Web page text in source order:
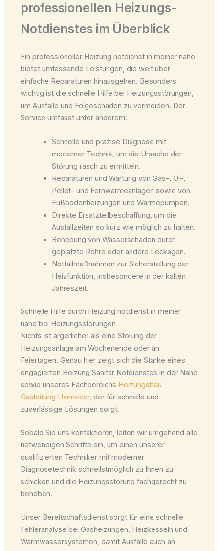
professionellen Heizungs-
Notdienstes im Überblick
Ein professioneller Heizung notdienst in meiner nähe
bietet umfassende Leistungen, die weit über
einfache Reparaturen hinausgehen. Besonders
wichtig ist die schnelle Hilfe bei Heizungsstörungen,
um Ausfälle und Folgeschäden zu vermeiden. Der
Service umfasst unter anderem:
Schnelle und präzise Diagnose mit
moderner Technik, um die Ursache der
Störung rasch zu ermitteln.
Reparaturen und Wartung von Gas-, Öl-,
Pellet- und Fernwärmeanlagen sowie von
Fußbodenheizungen und Wärmepumpen.
Direkte Ersatzteilbeschaffung, um die
Ausfallzeiten so kurz wie möglich zu halten.
Behebung von Wasserschäden durch
geplatzte Rohre oder andere Leckagen.
Notfallmaßnahmen zur Sicherstellung der
Heizfunktion, insbesondere in der kalten
Jahreszeit.
Schnelle Hilfe durch Heizung notdienst in meiner
nähe bei Heizungsstörungen
Nichts ist ärgerlicher als eine Störung der
Heizungsanlage am Wochenende oder an
Feiertagen. Genau hier zeigt sich die Stärke eines
engagierten Heizung Sanitär Notdienstes in der Nähe
sowie unseres Fachbereichs Heizungsbau
Gasleitung Hannover, der für schnelle und
zuverlässige Lösungen sorgt.
Sobald Sie uns kontaktieren, leiten wir umgehend alle
notwendigen Schritte ein, um einen unserer
qualifizierten Techniker mit moderner
Diagnosetechnik schnellstmöglich zu Ihnen zu
schicken und die Heizungsstörung fachgerecht zu
beheben.
Unser Bereitschaftsdienst sorgt für eine schnelle
Fehleranalyse bei Gasheizungen, Heizkesseln und
Warmwassersystemen, damit Ausfälle auch an